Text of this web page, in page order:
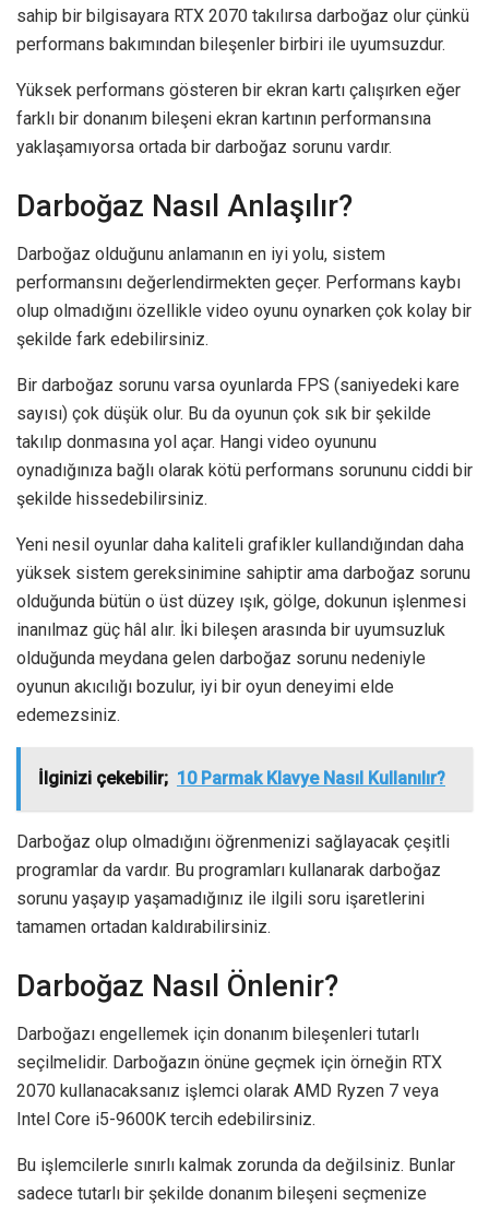
sahip bir bilgisayara RTX 2070 takılırsa darboğaz olur çünkü
performans bakımından bileşenler birbiri ile uyumsuzdur.
Yüksek performans gösteren bir ekran kartı çalışırken eğer
farklı bir donanım bileşeni ekran kartının performansına
yaklaşamıyorsa ortada bir darboğaz sorunu vardır.
Darboğaz Nasıl Anlaşılır?
Darboğaz olduğunu anlamanın en iyi yolu, sistem
performansını değerlendirmekten geçer. Performans kaybı
olup olmadığını özellikle video oyunu oynarken çok kolay bir
şekilde fark edebilirsiniz.
Bir darboğaz sorunu varsa oyunlarda FPS (saniyedeki kare
sayısı) çok düşük olur. Bu da oyunun çok sık bir şekilde
takılıp donmasına yol açar. Hangi video oyununu
oynadığınıza bağlı olarak kötü performans sorununu ciddi bir
şekilde hissedebilirsiniz.
Yeni nesil oyunlar daha kaliteli grafikler kullandığından daha
yüksek sistem gereksinimine sahiptir ama darboğaz sorunu
olduğunda bütün o üst düzey ışık, gölge, dokunun işlenmesi
inanılmaz güç hâl alır. İki bileşen arasında bir uyumsuzluk
olduğunda meydana gelen darboğaz sorunu nedeniyle
oyunun akıcılığı bozulur, iyi bir oyun deneyimi elde
edemezsiniz.
İlginizi çekebilir; 10 Parmak Klavye Nasıl Kullanılır?
Darboğaz olup olmadığını öğrenmenizi sağlayacak çeşitli
programlar da vardır. Bu programları kullanarak darboğaz
sorunu yaşayıp yaşamadığınız ile ilgili soru işaretlerini
tamamen ortadan kaldırabilirsiniz.
Darboğaz Nasıl Önlenir?
Darboğazı engellemek için donanım bileşenleri tutarlı
seçilmelidir. Darboğazın önüne geçmek için örneğin RTX
2070 kullanacaksanız işlemci olarak AMD Ryzen 7 veya
Intel Core i5-9600K tercih edebilirsiniz.
Bu işlemcilerle sınırlı kalmak zorunda da değilsiniz. Bunlar
sadece tutarlı bir şekilde donanım bileşeni seçmenize